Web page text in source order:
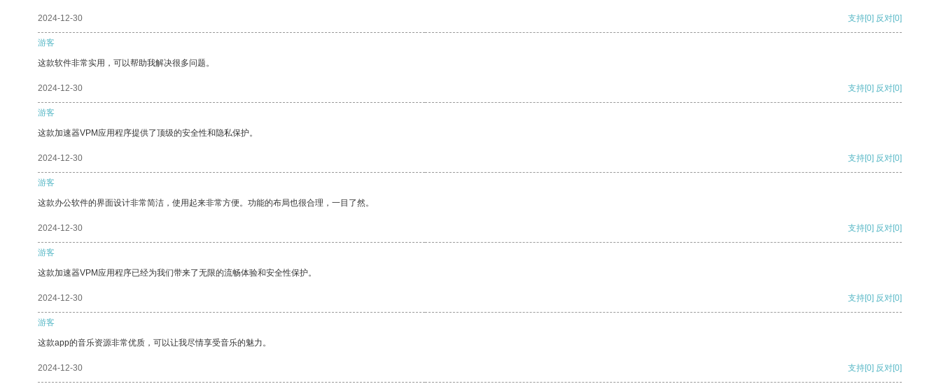
2024-12-30 支持[0] 反对[0]
游客
这款软件非常实用，可以帮助我解决很多问题。
2024-12-30 支持[0] 反对[0]
游客
这款加速器VPM应用程序提供了顶级的安全性和隐私保护。
2024-12-30 支持[0] 反对[0]
游客
这款办公软件的界面设计非常简洁，使用起来非常方便。功能的布局也很合理，一目了然。
2024-12-30 支持[0] 反对[0]
游客
这款加速器VPM应用程序已经为我们带来了无限的流畅体验和安全性保护。
2024-12-30 支持[0] 反对[0]
游客
这款app的音乐资源非常优质，可以让我尽情享受音乐的魅力。
2024-12-30 支持[0] 反对[0]